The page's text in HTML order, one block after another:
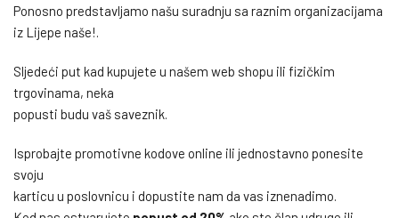
Ponosno predstavljamo našu suradnju sa raznim organizacijama
iz Lijepe naše!.
Sljedeći put kad kupujete u našem web shopu ili fizičkim
trgovinama, neka
popusti budu vaš saveznik.
Isprobajte promotivne kodove online ili jednostavno ponesite
svoju
karticu u poslovnicu i dopustite nam da vas iznenadimo.